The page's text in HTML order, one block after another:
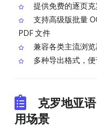
提供免费的逐页
支持高级版批量
PDF 文件
兼容各类主流浏
多种导出格式，
克罗地亚
用场景